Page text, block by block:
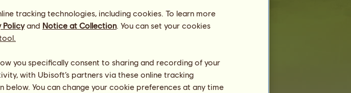
/Genetika
předměty
tracking technologies, including cookies. To learn more
Policyand Notice at Collection. You can set your cookies
you specifically consent to sharing and recording of your
with Ubisoft’s partners via these online tracking
below. You can change your cookie preferences at any time